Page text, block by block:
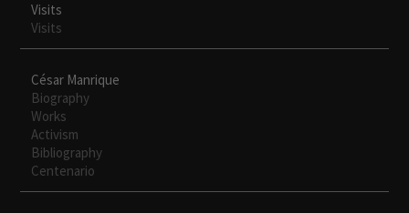
Visits
Visits
César Manrique
Biography
Works
Activism
Bibliography
Centenario